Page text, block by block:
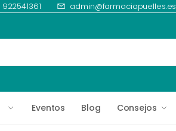
922541361 admin@farmaciapuelles.es
Eventos Blog Consejos